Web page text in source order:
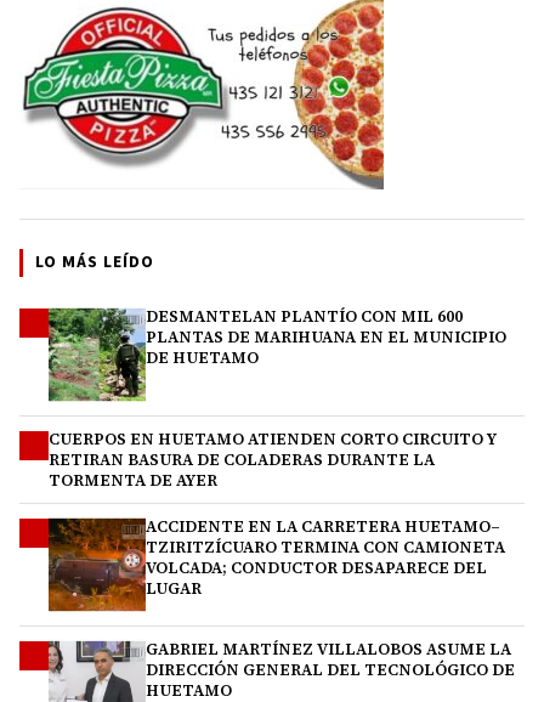
LO MÁS LEÍDO
DESMANTELAN PLANTÍO CON MIL 600
PLANTAS DE MARIHUANA EN EL MUNICIPIO
DE HUETAMO
CUERPOS EN HUETAMO ATIENDEN CORTO CIRCUITO Y
RETIRAN BASURA DE COLADERAS DURANTE LA
TORMENTA DE AYER
ACCIDENTE EN LA CARRETERA HUETAMO–
TZIRITZÍCUARO TERMINA CON CAMIONETA
VOLCADA; CONDUCTOR DESAPARECE DEL
LUGAR
GABRIEL MARTÍNEZ VILLALOBOS ASUME LA
DIRECCIÓN GENERAL DEL TECNOLÓGICO DE
HUETAMO